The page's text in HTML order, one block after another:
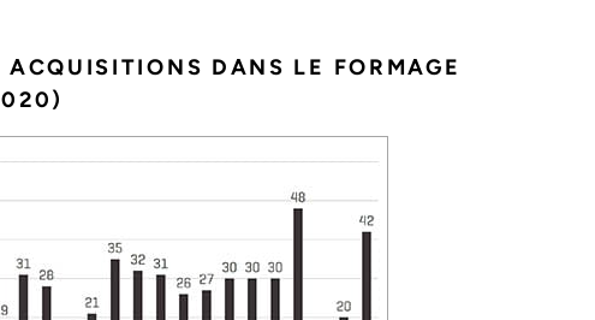
DANS LE FORMAGE